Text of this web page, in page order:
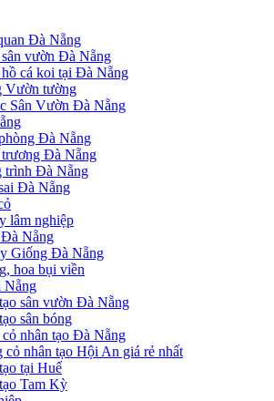
Đà Nẵng
vườn Đà Nẵng
cá koi tại Đà Nẵng
Vườn tường
Sân Vườn Đà Nẵng
Đà Nẵng
Đà Nẵng
trình Đà Nẵng
Đà Nẵng
lâm nghiệp
Nẵng
Giống Đà Nẵng
hoa bụi viền
Nẵng
sân vườn Đà Nẵng
sân bóng
nhân tạo Đà Nẵng
cỏ nhân tạo Hội An giá rẻ nhất
tại Huế
Tam Kỳ